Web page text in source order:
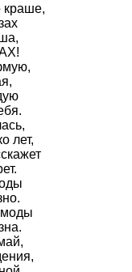
краше,
лет,